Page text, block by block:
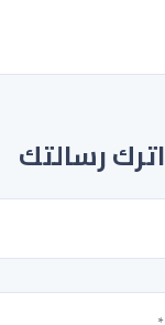
اترك رسالتك